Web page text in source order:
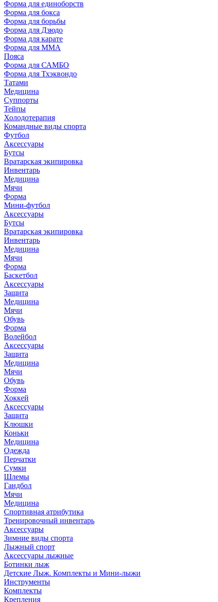
Форма для единоборств
Форма для бокса
Форма для борьбы
Форма для Дзюдо
Форма для карате
Форма для MMA
Пояса
Форма для САМБО
Форма для Тхэквондо
Татами
Медицина
Суппорты
Тейпы
Холодотерапия
Командные виды спорта
Футбол
Аксессуары
Бутсы
Вратарская экипировка
Инвентарь
Медицина
Мячи
Форма
Мини-футбол
Аксессуары
Бутсы
Вратарская экипировка
Инвентарь
Медицина
Мячи
Форма
Баскетбол
Аксессуары
Защита
Медицина
Мячи
Обувь
Форма
Волейбол
Аксессуары
Защита
Медицина
Мячи
Обувь
Форма
Хоккей
Аксессуары
Защита
Клюшки
Коньки
Медицина
Одежда
Перчатки
Сумки
Шлемы
Гандбол
Мячи
Медицина
Спортивная атрибутика
Тренировочный инвентарь
Аксессуары
Зимние виды спорта
Лыжный спорт
Аксессуары лыжные
Ботинки лыж
Детские Лыж. Комплекты и Мини-лыжи
Инструменты
Комплекты
Крепления